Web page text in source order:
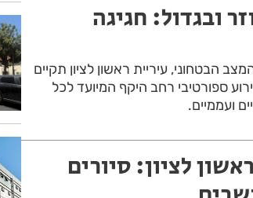
לציון 2026 חוזר ובגדול: חגיגה
הבטחוני, עיריית ראשון לציון תקיים
- אירוע ספורטיבי רחב היקף המיועד לכל
ועממיים.
לציון: סיורים